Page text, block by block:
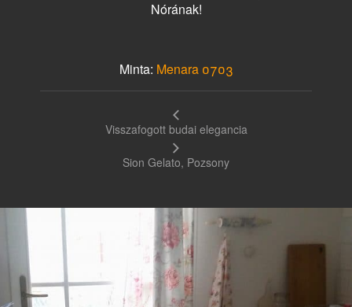
Nórának!
Minta: Menara 0703
Visszafogott budai elegancia
Sion Gelato, Pozsony